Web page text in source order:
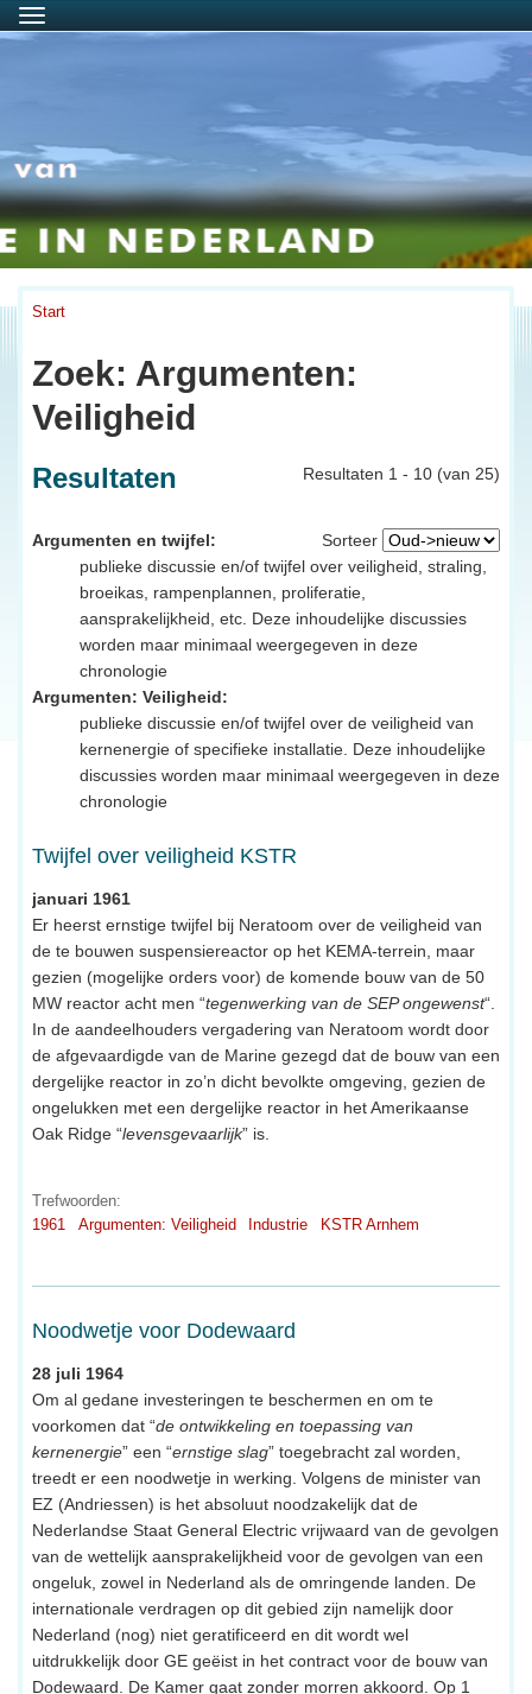
Menu
Start
Zoek: Argumenten:
Veiligheid
Resultaten 1 - 10 (van 25)
Resultaten
Sorteer
Argumenten en twijfel:
publieke discussie en/of twijfel over veiligheid, straling,
broeikas, rampenplannen, proliferatie,
aansprakelijkheid, etc. Deze inhoudelijke discussies
worden maar minimaal weergegeven in deze
chronologie
Argumenten: Veiligheid:
publieke discussie en/of twijfel over de veiligheid van
kernenergie of specifieke installatie. Deze inhoudelijke
discussies worden maar minimaal weergegeven in deze
chronologie
Twijfel over veiligheid KSTR
januari 1961
Er heerst ernstige twijfel bij Neratoom over de veiligheid van
de te bouwen suspensiereactor op het KEMA-terrein, maar
gezien (mogelijke orders voor) de komende bouw van de 50
MW reactor acht men “tegenwerking van de SEP ongewenst“.
In de aandeelhouders vergadering van Neratoom wordt door
de afgevaardigde van de Marine gezegd dat de bouw van een
dergelijke reactor in zo’n dicht bevolkte omgeving, gezien de
ongelukken met een dergelijke reactor in het Amerikaanse
Oak Ridge “levensgevaarlijk” is.
Trefwoorden:
1961
Argumenten: Veiligheid Industrie KSTR Arnhem
Noodwetje voor Dodewaard
28 juli 1964
Om al gedane investeringen te beschermen en om te
voorkomen dat “de ontwikkeling en toepassing van
kernenergie” een “ernstige slag” toegebracht zal worden,
treedt er een noodwetje in werking. Volgens de minister van
EZ (Andriessen) is het absoluut noodzakelijk dat de
Nederlandse Staat General Electric vrijwaard van de gevolgen
van de wettelijk aansprakelijkheid voor de gevolgen van een
ongeluk, zowel in Nederland als de omringende landen. De
internationale verdragen op dit gebied zijn namelijk door
Nederland (nog) niet geratificeerd en dit wordt wel
uitdrukkelijk door GE geëist in het contract voor de bouw van
Dodewaard. De Kamer gaat zonder morren akkoord. Op 1